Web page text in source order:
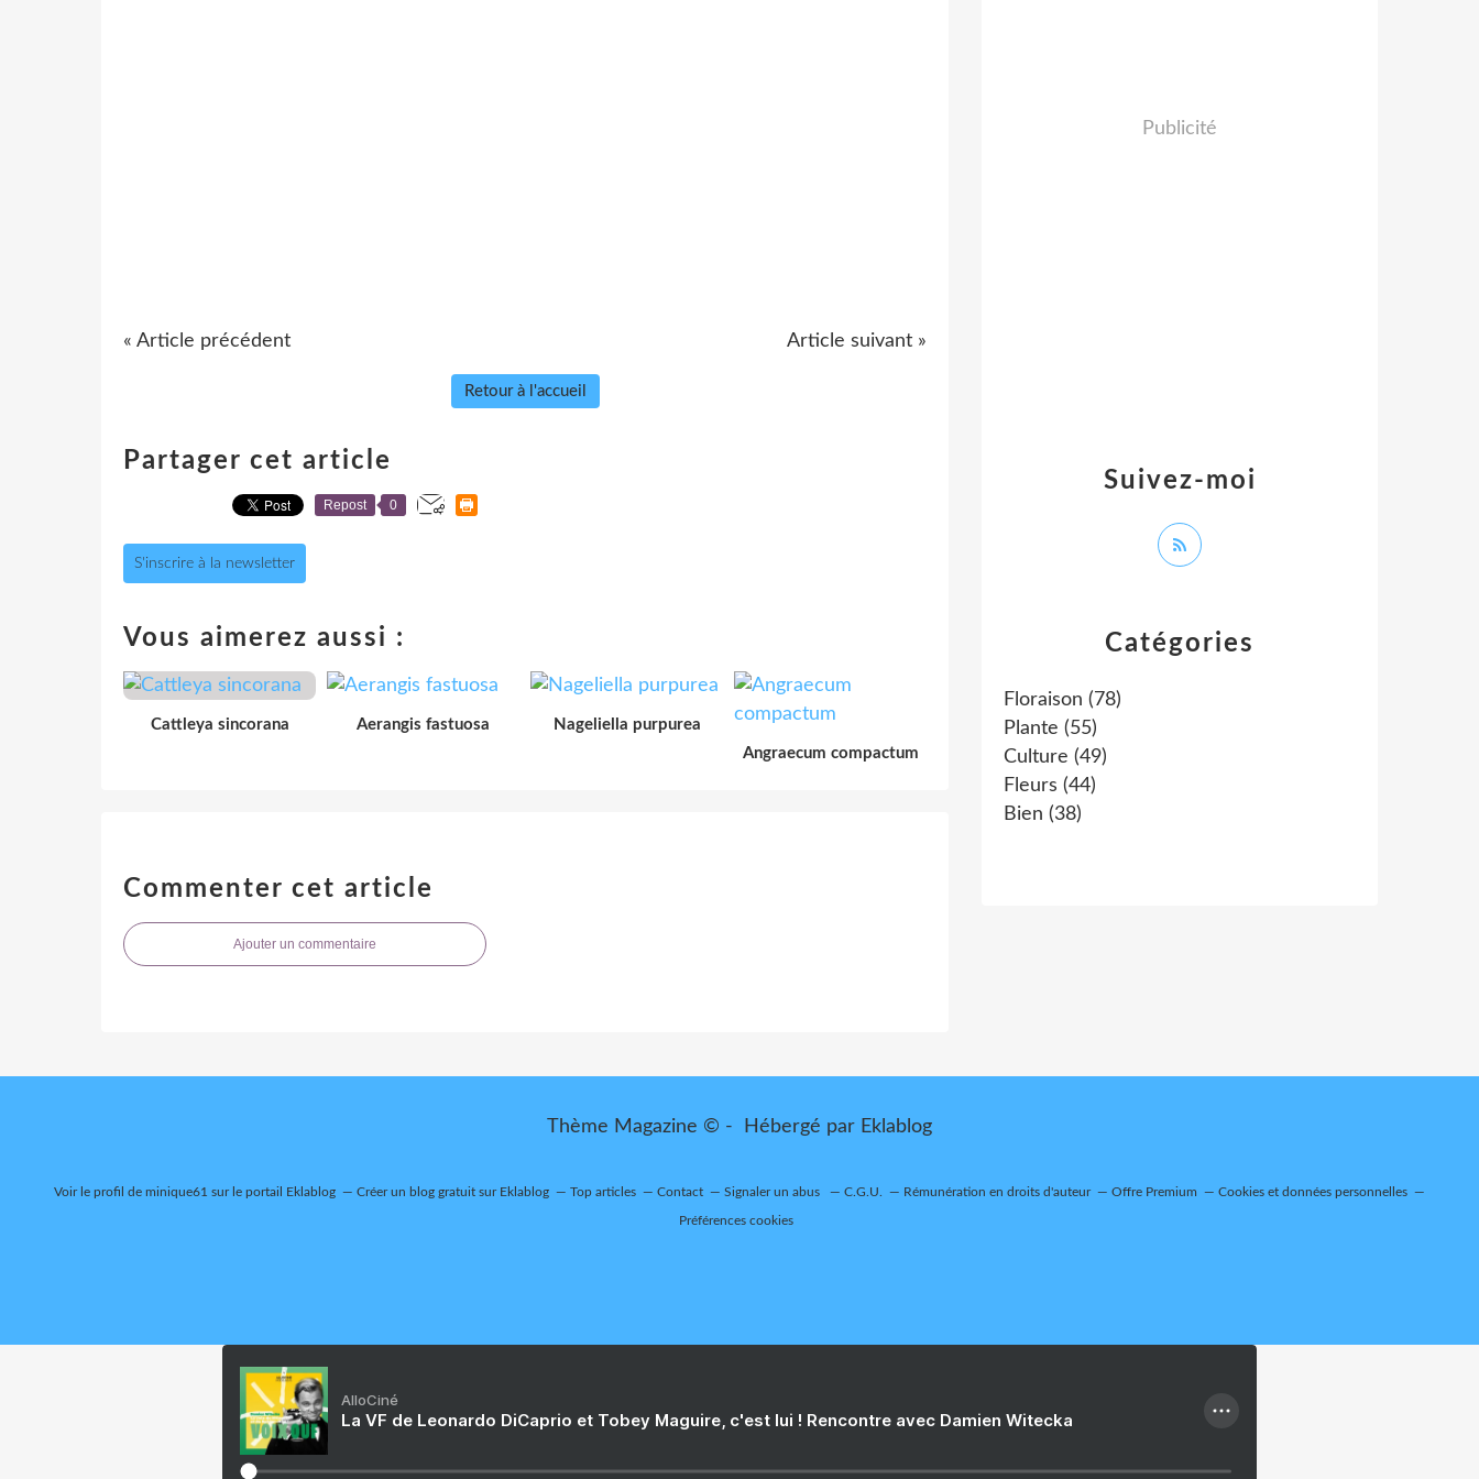
« Article précédent Article suivant »
Retour à l'accueil
Partager cet article
Repost 0
S'inscrire à la newsletter
Vous aimerez aussi :
Cattleya sincorana Aerangis fastuosa
Nageliella purpurea
Angraecum compactum
Commenter cet article
Ajouter un commentaire
Catégories
Floraison (78)
Plante (55)
Culture (49)
Fleurs (44)
Bien (38)
Suivez-moi
Publicité
Thème Magazine © - Hébergé par Eklablog
Voir le profil de minique61 sur le portail Eklablog Créer un blog gratuit sur Eklablog Top articles Contact Signaler un abus C.G.U. Rémunération en droits d'auteur Offre Premium Cookies et données personnelles
Préférences cookies
AlloCiné
La VF de Leonardo DiCaprio et Tobey Maguire, c'est lui ! Rencontre avec Damien Witecka